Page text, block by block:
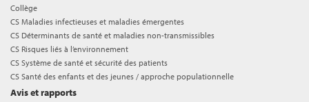
Collège
CS Maladies infectieuses et maladies émergentes
CS Déterminants de santé et maladies non-transmissibles
CS Risques liés à l’environnement
CS Système de santé et sécurité des patients
CS Santé des enfants et des jeunes / approche populationnelle
Avis et rapports